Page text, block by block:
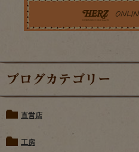
ブログカテゴリー
直営店
工房